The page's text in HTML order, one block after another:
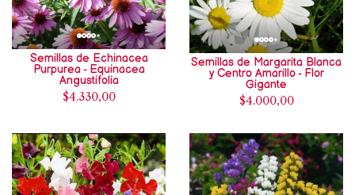
Semillas de Echinacea
Purpurea - Equinacea
Angustifolia
$4.330,00
Semillas de Margarita Blanca
y Centro Amarillo - Flor
Gigante
$4.000,00